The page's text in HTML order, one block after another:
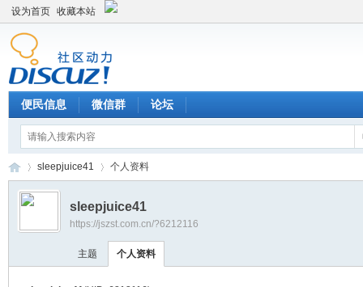
设为首页 收藏本站
便民信息 微信群 论坛
›
sleepjuice41 个人资料
sleepjuice41
https://jszst.com.cn/?6212116
主题 个人资料